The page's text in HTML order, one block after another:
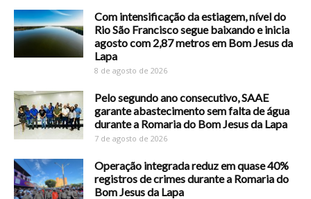
Com intensificação da estiagem, nível do
Rio São Francisco segue baixando e inicia
agosto com 2,87 metros em Bom Jesus da
Lapa
8 de agosto de 2026
Pelo segundo ano consecutivo, SAAE
garante abastecimento sem falta de água
durante a Romaria do Bom Jesus da Lapa
7 de agosto de 2026
Operação integrada reduz em quase 40%
registros de crimes durante a Romaria do
Bom Jesus da Lapa